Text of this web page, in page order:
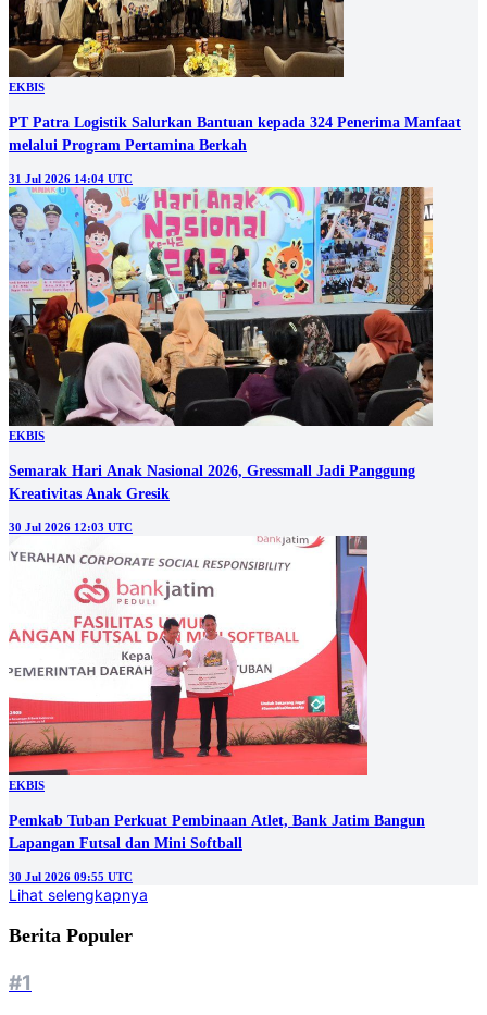
EKBIS
PT Patra Logistik Salurkan Bantuan kepada 324 Penerima Manfaat
melalui Program Pertamina Berkah
31 Jul 2026 14:04 UTC
EKBIS
Semarak Hari Anak Nasional 2026, Gressmall Jadi Panggung
Kreativitas Anak Gresik
30 Jul 2026 12:03 UTC
EKBIS
Pemkab Tuban Perkuat Pembinaan Atlet, Bank Jatim Bangun
Lapangan Futsal dan Mini Softball
30 Jul 2026 09:55 UTC
Lihat selengkapnya
Berita Populer
#1